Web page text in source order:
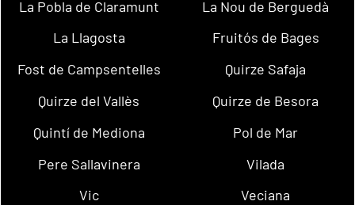
La Pobla de Claramunt
La Nou de Berguedà
La Llagosta
Fruitós de Bages
Fost de Campsentelles
Quirze Safaja
Quirze del Vallès
Quirze de Besora
Quintí de Mediona
Pol de Mar
Pere Sallavinera
Vilada
Vic
Veciana